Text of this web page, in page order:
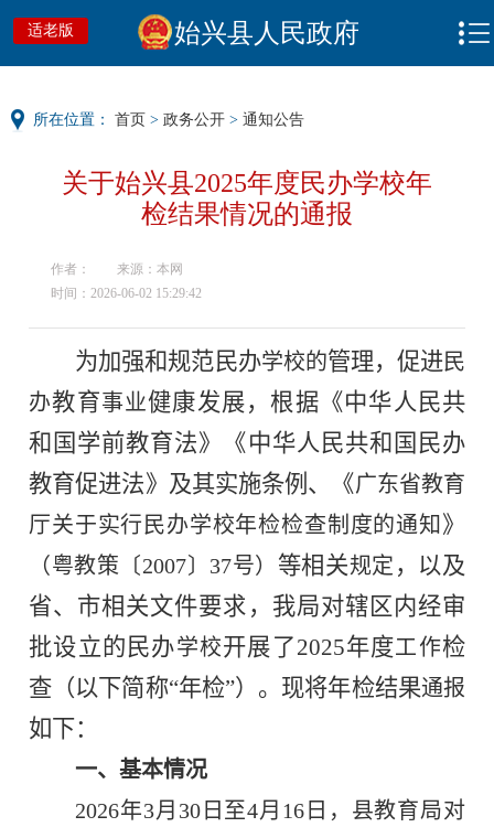
适老版 始兴县人民政府
所在位置： 首页 > 政务公开 > 通知公告
关于始兴县2025年度民办学校年
检结果情况的通报
作者：
来源：本网
时间：2026-06-02 15:29:42
为加强和规范民办学校的管理，促进民
办教育事业健康发展，根据《中华人民共
和国学前教育法》《中华人民共和国民办
教育促进法》及其实施条例、《广东省教育
厅关于实行民办学校年检检查制度的通知 》
（粤教策〔 2007〕 37号） 等相关规定 ，以及
省、市相关文件要求，我局对辖区内经审
批设立的民办学校开展了2025年度工作检
查（以下简称“年检”）。现将年检结果通报
如下：
一、基本情况
2026年3月 30日至4月 16 日，县教育局对